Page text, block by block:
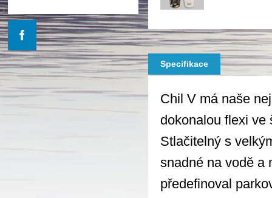
Specifikace
Chil V má naše
dokonalou flexi ve
Stlačitelný s
snadné na vodě a
předefinoval